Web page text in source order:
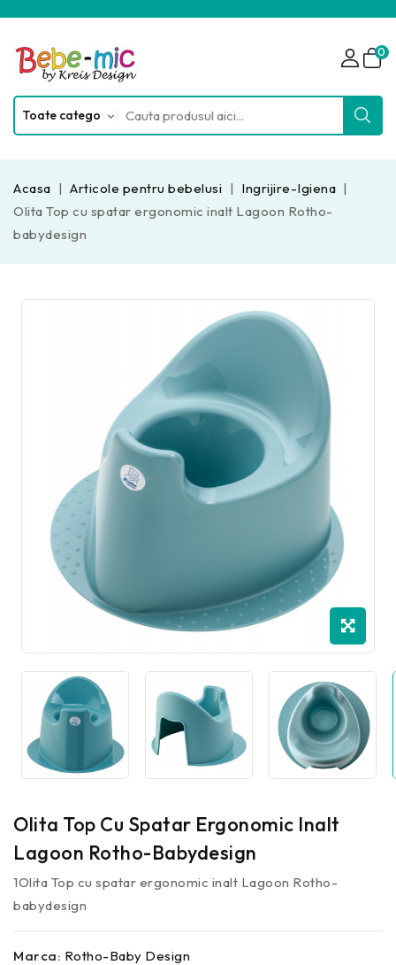
0
Acasa Articole pentru bebelusi
Ingrijire-Igiena
Olita Top cu spatar ergonomic inalt Lagoon Rotho-
babydesign
Olita Top Cu Spatar Ergonomic Inalt
Lagoon Rotho-Babydesign
1Olita Top cu spatar ergonomic inalt Lagoon Rotho-
babydesign
Marca: Rotho-Baby Design